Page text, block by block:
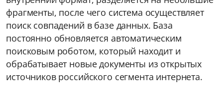
фрагменты, после чего система осуществляет
поиск совпадений в базе данных. База
постоянно обновляется автоматическим
поисковым роботом, который находит и
обрабатывает новые документы из открытых
источников российского сегмента интернета.